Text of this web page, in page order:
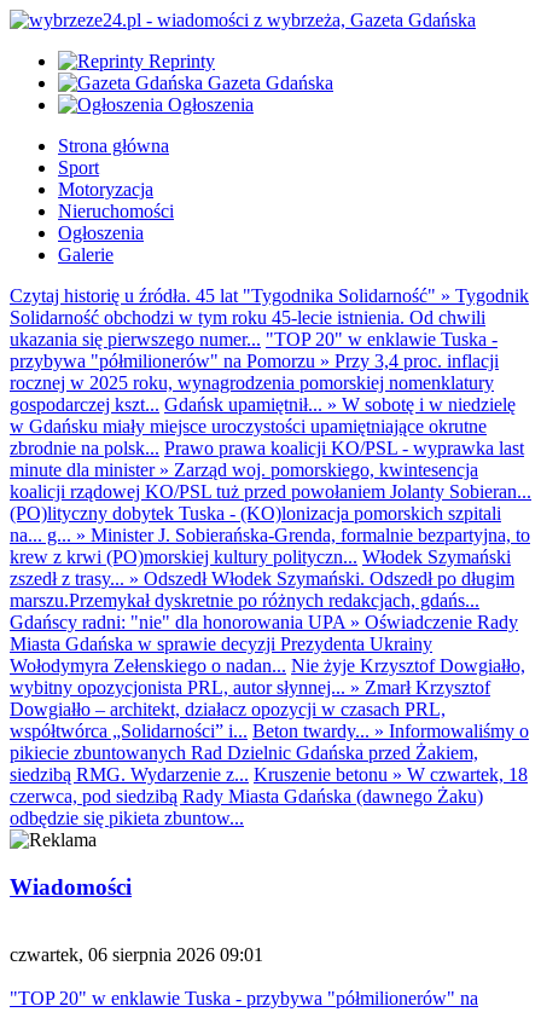
Reprinty
Gazeta Gdańska
Ogłoszenia
Strona główna
Sport
Motoryzacja
Nieruchomości
Ogłoszenia
Galerie
Czytaj historię u źródła. 45 lat "Tygodnika Solidarność" » Tygodnik
Solidarność obchodzi w tym roku 45-lecie istnienia. Od chwili
ukazania się pierwszego numer... "TOP 20" w enklawie Tuska -
przybywa "półmilionerów" na Pomorzu » Przy 3,4 proc. inflacji
rocznej w 2025 roku, wynagrodzenia pomorskiej nomenklatury
gospodarczej kszt... Gdańsk upamiętnił... » W sobotę i w niedzielę
w Gdańsku miały miejsce uroczystości upamiętniające okrutne
zbrodnie na polsk... Prawo prawa koalicji KO/PSL - wyprawka last
minute dla minister» Zarząd woj. pomorskiego, kwintesencja
koalicji rządowej KO/PSL tuż przed powołaniem Jolanty Sobieran...
(PO)lityczny dobytek Tuska - (KO)lonizacja pomorskich szpitali
na... g... » Minister J. Sobierańska-Grenda, formalnie bezpartyjna, to
krew z krwi (PO)morskiej kultury polityczn... Włodek Szymański
zszedł z trasy... » Odszedł Włodek Szymański. Odszedł po długim
marszu.Przemykał dyskretnie po różnych redakcjach, gdańs...
Gdańscy radni: "nie" dla honorowania UPA » Oświadczenie Rady
Miasta Gdańska w sprawie decyzji Prezydenta Ukrainy
Wołodymyra Zełenskiego o nadan... Nie żyje Krzysztof Dowgiałło,
wybitny opozycjonista PRL, autor słynnej... » Zmarł Krzysztof
Dowgiałło – architekt, działacz opozycji w czasach PRL,
współtwórca „Solidarności” i... Beton twardy... » Informowaliśmy o
pikiecie zbuntowanych Rad Dzielnic Gdańska przed Żakiem,
siedzibą RMG. Wydarzenie z... Kruszenie betonu » W czwartek, 18
czerwca, pod siedzibą Rady Miasta Gdańska (dawnego Żaku)
odbędzie się pikieta zbuntow...
Wiadomości
czwartek, 06 sierpnia 2026 09:01
"TOP 20" w enklawie Tuska - przybywa "półmilionerów" na